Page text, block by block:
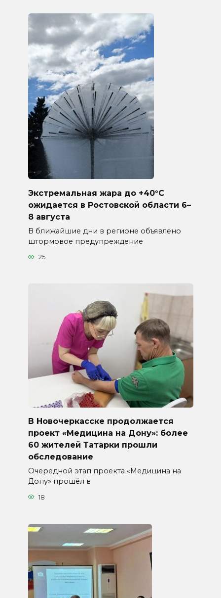
Экстремальная жара до +40°C
ожидается в Ростовской области 6–
8 августа
В ближайшие дни в регионе объявлено
штормовое предупреждение
25
В Новочеркасске продолжается
проект «Медицина на Дону»: более
60 жителей Татарки прошли
обследование
Очередной этап проекта «Медицина на
Дону» прошёл в
18